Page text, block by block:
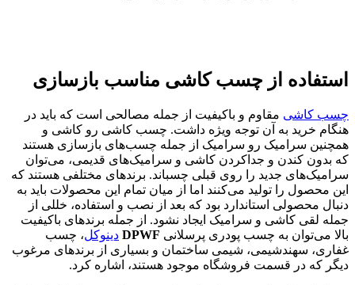
استفاده از چسب کاشی مناسب بازسازی
چسب کاشی مقاوم و باکیفیت از جمله مصالحی است که باید در
هنگام خرید به آن توجه ویژه داشت. چسب کاشی رو کاشی و
همچنین سرامیک رو سرامیک از جمله چسب‌های بازسازی هستند
که بدون کندن و جداکردن کاشی و سرامیک‌های قدیمی، می‌توان
سرامیک‌های جدید را روی قبلی چسباند. برندهای مختلفی هستند که
این محصول را تولید می‌کنند اما از میان تمام این محصولات باید به
دنبال محصولی استاندارد بود که بعد از نصب و استفاده، خللی از
جمله لقی کاشی و سرامیک ایجاد نشود. از جمله برندهای باکیفیت
بالا می‌توان به چسب پودری پرسلانی DPWF دینوکل، چسب
غفاری، سهندشیمی، شیمی ساختمان و بسیاری از برندهای مرغوب
دیگر که در قسمت فروشگاه موجود هستند، اشاره کرد.